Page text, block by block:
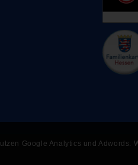
Google Analytics und Adwords.